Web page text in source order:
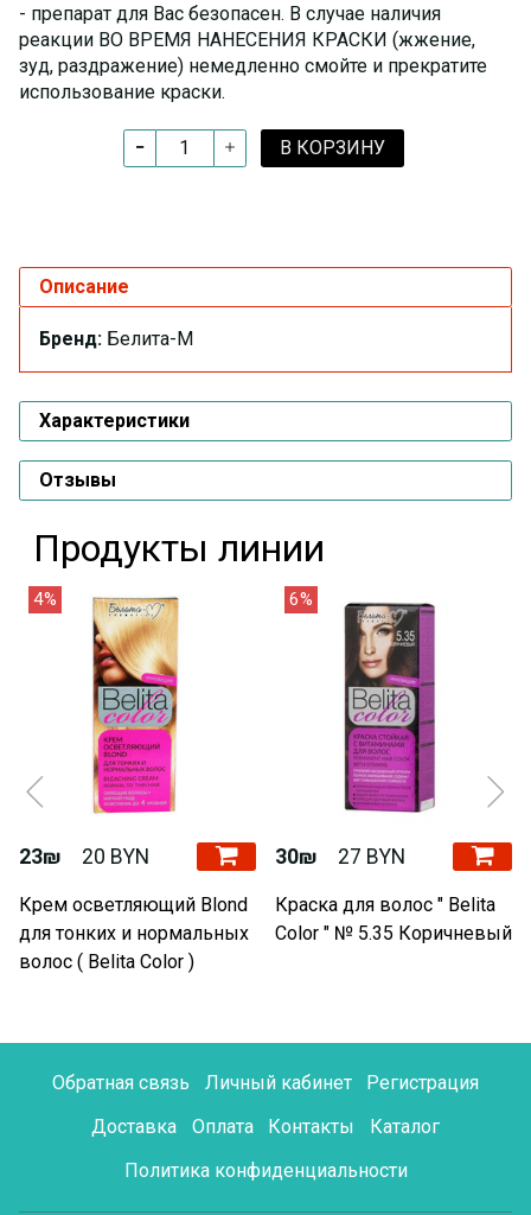
- препарат для Вас безопасен. В случае наличия
реакции ВО ВРЕМЯ НАНЕСЕНИЯ КРАСКИ (жжение,
зуд, раздражение) немедленно смойте и прекратите
использование краски.
В КОРЗИНУ
Описание
Бренд: Белита-М
Характеристики
Отзывы
Продукты линии
4%
23₪ 20 BYN
Крем осветляющий Blond
для тонких и нормальных
волос ( Belita Color )
6%
30₪ 27 BYN
Краска для волос " Belita
Color " № 5.35 Коричневый
Обратная связь Личный кабинет
Регистрация
Доставка
Оплата Контакты
Каталог
Политика конфиденциальности